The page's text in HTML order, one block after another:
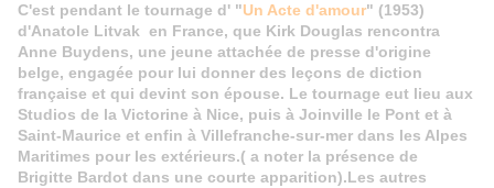
C'est pendant le tournage d' "Un Acte d'amour" (1953)
d'Anatole Litvak en France, que Kirk Douglas rencontra
Anne Buydens, une jeune attachée de presse d'origine
belge, engagée pour lui donner des leçons de diction
française et qui devint son épouse. Le tournage eut lieu aux
Studios de la Victorine à Nice, puis à Joinville le Pont et à
Saint-Maurice et enfin à Villefranche-sur-mer dans les Alpes
Maritimes pour les extérieurs.( a noter la présence de
Brigitte Bardot dans une courte apparition).Les autres